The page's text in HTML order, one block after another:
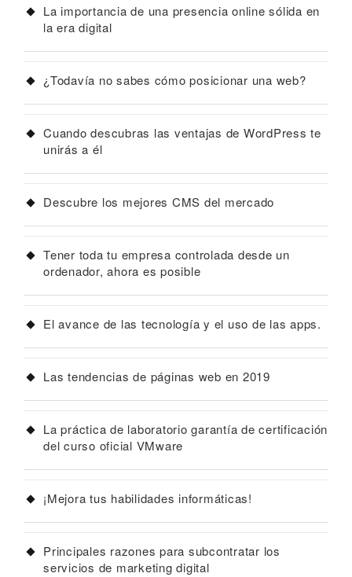
La importancia de una presencia online sólida en
la era digital
¿Todavía no sabes cómo posicionar una web?
Cuando descubras las ventajas de WordPress te
unirás a él
Descubre los mejores CMS del mercado
Tener toda tu empresa controlada desde un
ordenador, ahora es posible
El avance de las tecnología y el uso de las apps.
Las tendencias de páginas web en 2019
La práctica de laboratorio garantía de certificación
del curso oficial VMware
¡Mejora tus habilidades informáticas!
Principales razones para subcontratar los
servicios de marketing digital